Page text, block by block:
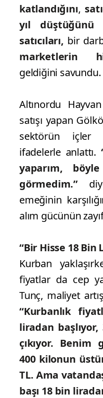
katlandığını,
yıl düştüğünü
satıcıları, bir
marketlerin
geldiğini savundu.
Altınordu
satışı yapan
sektörün içler
ifadelerle anlattı.
yaparım,
görmedim.”
emeğinin
alım gücünün
“Bir Hisse 18 Bin
Kurban
fiyatlar da cep
Tunç, maliyet
“Kurbanlık
liradan
çıkıyor. Benim
400 kilonun
TL. Ama
başı 18 bin